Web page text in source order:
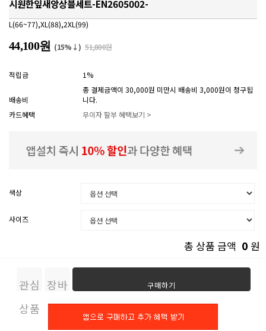
시원한잎새앙상블세트-EN2605002-
L(66~77),XL(88),2XL(99)
44,100원 (15%↓) 51,800원
적립금 1%
배송비
총 결제금액이 30,000원 미만시 배송비 3,000원이 청구됩
니다.
카드혜택
무이자 할부 혜택보기 >
색상
사이즈
총 상품 금액 0 원
관심
상품
장바
구니
구매하기